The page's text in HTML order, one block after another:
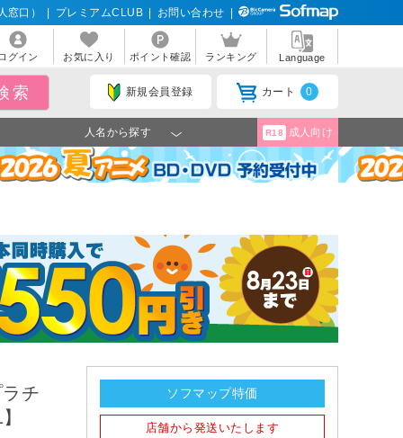
窓口） プレミアムCLUB お問い合わせ
グイン お気に入り ポイント確認 ランキング Language
新規会員登録 カート 0
人名から探す R18 成人向け
チ
ソフマップ特価
店舗から発送いたします